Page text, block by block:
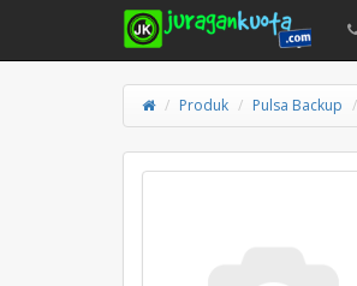
Produk Pulsa Backup